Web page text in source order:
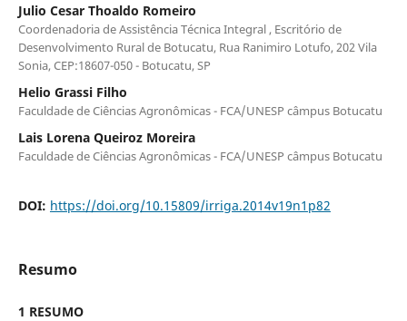
Julio Cesar Thoaldo Romeiro
Coordenadoria de Assistência Técnica Integral , Escritório de
Desenvolvimento Rural de Botucatu, Rua Ranimiro Lotufo, 202 Vila
Sonia, CEP:18607-050 - Botucatu, SP
Helio Grassi Filho
Faculdade de Ciências Agronômicas - FCA/UNESP câmpus Botucatu
Lais Lorena Queiroz Moreira
Faculdade de Ciências Agronômicas - FCA/UNESP câmpus Botucatu
DOI: https://doi.org/10.15809/irriga.2014v19n1p82
Resumo
1 RESUMO